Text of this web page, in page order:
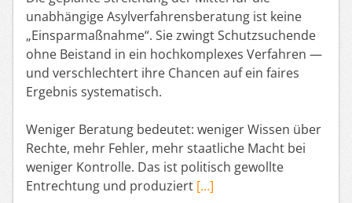
unabhängige Asylverfahrensberatung ist keine
„Einsparmaßnahme“. Sie zwingt Schutzsuchende
ohne Beistand in ein hochkomplexes Verfahren —
und verschlechtert ihre Chancen auf ein faires
Ergebnis systematisch.
Weniger Beratung bedeutet: weniger Wissen über
Rechte, mehr Fehler, mehr staatliche Macht bei
weniger Kontrolle. Das ist politisch gewollte
Entrechtung und produziert […]